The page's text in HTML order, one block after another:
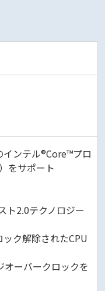
ンテル®Core™プロ
をサポート
ト2.0テクノロジー
ク解除されたCPU
オーバークロックを